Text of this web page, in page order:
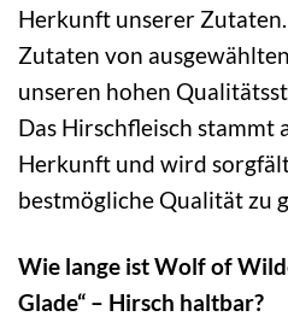
Herkunft unserer
Zutaten von
unseren hohen
Das Hirschfleisch
Herkunft und wird
bestmögliche Qualität zu
Wie lange ist Wolf of
Glade“ – Hirsch haltbar?